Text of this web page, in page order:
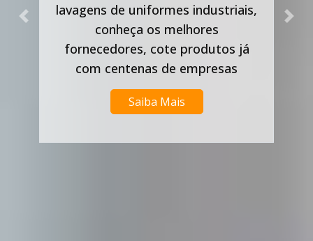
lavagens de uniformes industriais,
conheça os melhores
fornecedores, cote produtos já
com centenas de empresas
Saiba Mais
Previous Next